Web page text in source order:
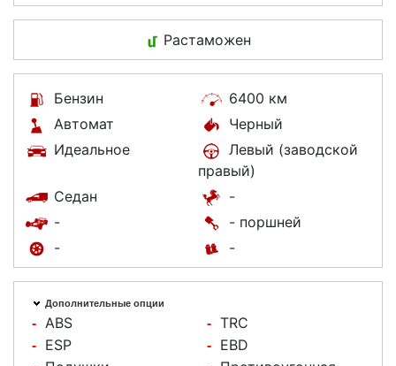
Растаможен
Бензин
6400 км
Автомат
Черный
Идеальное
Левый (заводской
правый)
Седан
-
-
- поршней
-
-
Дополнительные опции
- ABS - TRC
- ESP - EBD